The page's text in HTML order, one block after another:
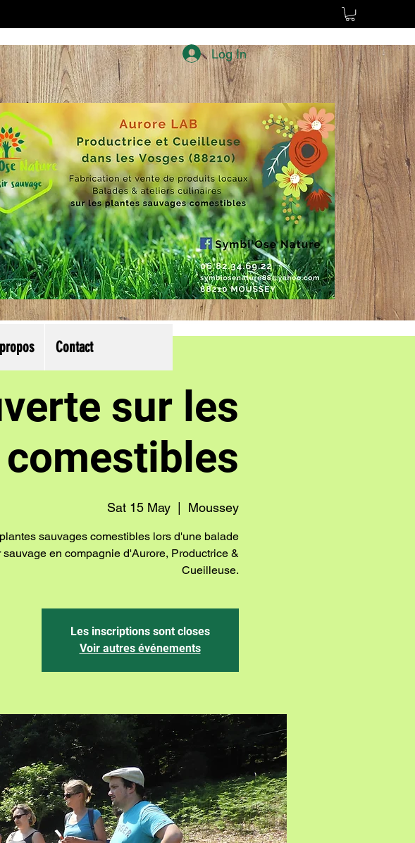
Log In
sur les
Sat 15 May
  |
Moussey
sauvages comestibles lors d'une balade
en compagnie d'Aurore, Productrice &
Cueilleuse.
Les inscriptions sont closes
Voir autres événements
Contact